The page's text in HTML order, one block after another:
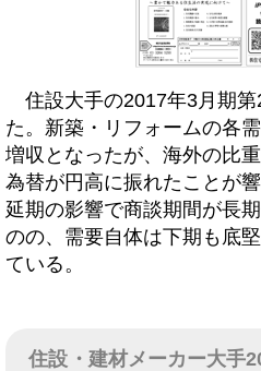
住設大手の2017年3月期
た。新築・リフォームの各
増収となったが、海外の比
為替が円高に振れたことが
延期の影響で商談期間が長
のの、需要自体は下期も底
ている。
住設・建材メーカー大手